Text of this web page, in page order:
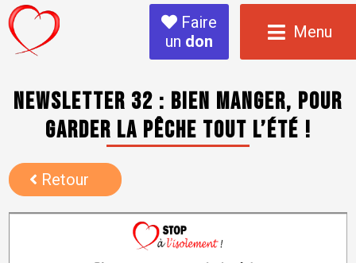
Faire
un don Menu
NEWSLETTER 32 : Bien manger, pour
garder la pêche tout l’été !
Retour